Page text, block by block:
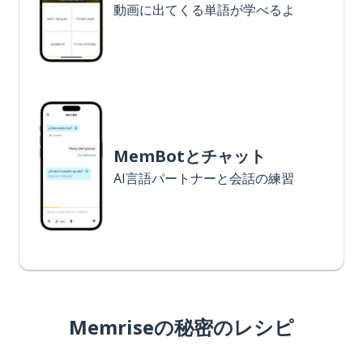
動画に出てくる単語が学べるよ
MemBotとチャット
AI言語パートナーと会話の練習
Memriseの秘密のレシピ